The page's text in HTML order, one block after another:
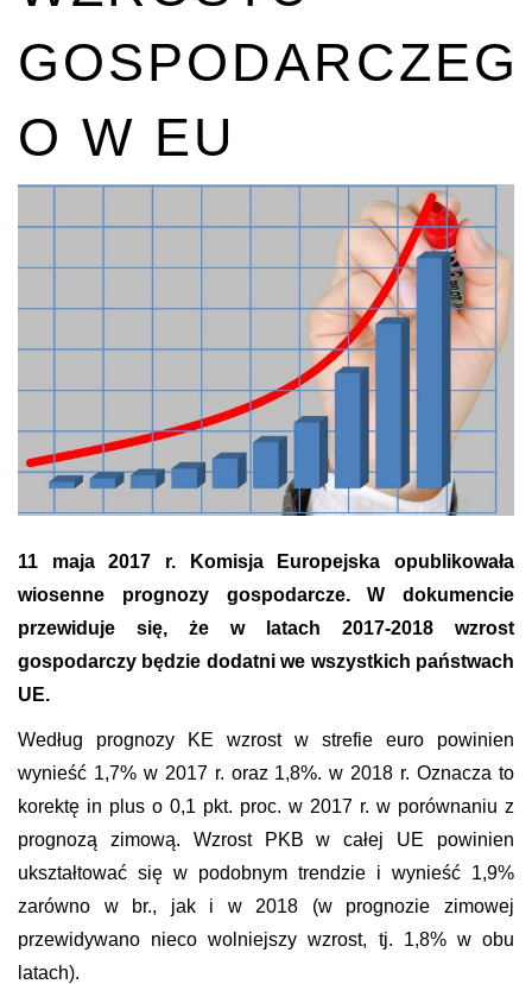
GOSPODARCZEG
O W EU
11 maja 2017 r. Komisja Europejska opublikowała
wiosenne prognozy gospodarcze.
W dokumencie
przewiduje się, że w latach 2017-2018 wzrost
gospodarczy będzie dodatni we wszystkich państwach
UE.
Według prognozy KE wzrost w strefie euro powinien
wynieść 1,7% w 2017 r. oraz 1,8%. w 2018 r. Oznacza to
korektę in plus o 0,1 pkt. proc. w 2017 r. w porównaniu z
prognozą zimową. Wzrost PKB w całej UE powinien
ukształtować się w podobnym trendzie i wynieść 1,9%
zarówno w br., jak i w 2018 (w prognozie zimowej
przewidywano nieco wolniejszy wzrost, tj. 1,8% w obu
latach).